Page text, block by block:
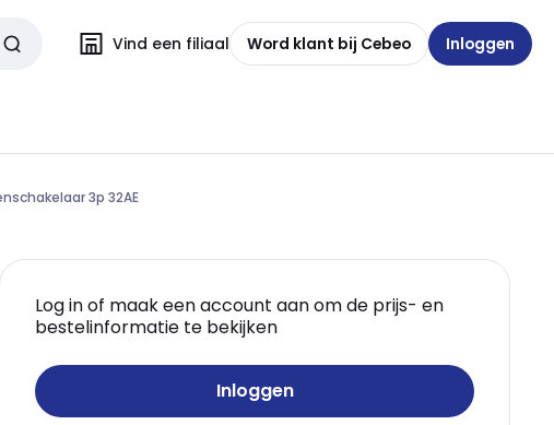
Vind een filiaal Word klant bij Cebeo Inloggen
3p 32AE
Log in of maak een account aan om de prijs- en
bestelinformatie te bekijken
Inloggen